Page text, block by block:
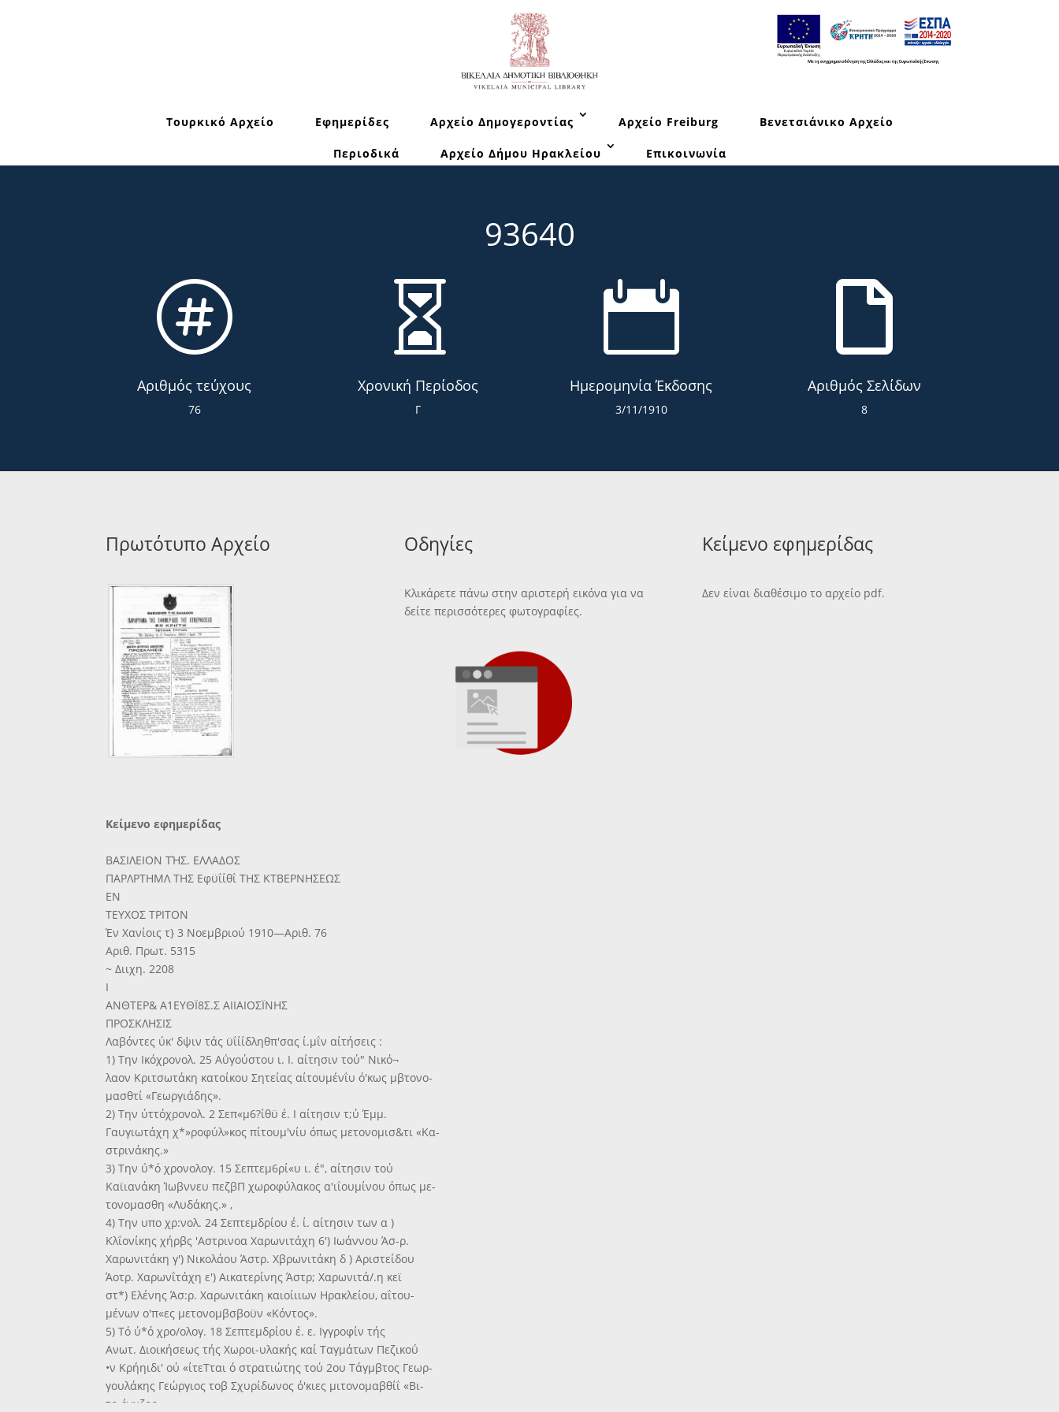
Τουρκικό Αρχείο Εφημερίδες Αρχείο Δημογεροντίας Αρχείο Freiburg Βενετσιάνικο Αρχείο
Περιοδικά Αρχείο Δήμου Ηρακλείου Επικοινωνία
93640

Αριθμός τεύχους
76

Χρονική Περίοδος
Γ

Ημερομηνία Έκδοσης
3/11/1910

Αριθμός Σελίδων
8
Πρωτότυπο Αρχείο Οδηγίες
Κλικάρετε πάνω στην αριστερή εικόνα για να
δείτε περισσότερες φωτογραφίες.
Κείμενο εφημερίδας
Δεν είναι διαθέσιμο το αρχείο pdf.
Κείμενο εφημερίδας
ΒΑΣΙΛΕΙΟΝ ΤΉΣ. ΕΛΛΑΔΟΣ
ΠΑΡΛΡΤΗΜΛ ΤΗΣ Εφϋΐίθΐ ΤΗΣ ΚΤΒΕΡΝΗΣΕΩΣ
ΕΝ
ΤΕΥΧΟΣ ΤΡΙΤΟΝ
Έν Χανίοις τ} 3 Νοεμβριού 1910—Αριθ. 76
Αριθ. Πρωτ. 5315
~ Διιχη. 2208
Ι
ΑΝΘΤΕΡ& Α1ΕΥΘΪ8Σ.Σ ΑΙΙΑΙΟΣΪΝΗΣ
ΠΡΟΣΚΛΗΣΙΣ
Λαβόντες ύκ' δψιν τάς ϋΐίίδληθπ'σας ί.μΐν αίτήσεις :
1) Την Ικόχρονολ. 25 Αΰγούστου ι. Ι. αίτησιν τού" Νικό¬
λαον Κριτσωτάκη κατοίκου Σητείας αίτουμένΐυ ό'κως μβτονο-
μασθτί «Γεωργιάδης».
2) Την ύττόχρονολ. 2 Σεπ«μ6?ίθϋ έ. Ι αίτησιν τ;ύ Έμμ.
Γαυγιωτάχη χ*»ροφύλ»κος πίτουμ'νίυ όπως μετονομισ&τι «Κα-
στρινάκης.»
3) Την ΰ*ό χρονολογ. 15 Σεπτεμ6ρί«υ ι. έ", αίτησιν τού
Καϊιανάκη Ίωβννευ πεζβΠ χωροφύλακος α'ιΐουμίνου όπως με-
τονομασθη «Λυδάκης.» ,
4) Την υπο χρ:νολ. 24 Σεπτεμδρίου έ. ί. αίτησιν των α )
Κλΐονίκης χήρβς 'Αστρινοα Χαρωνιτάχη 6') Ιωάννου Άσ-ρ.
Χαρωνιτάκη γ') Νικολάου Άστρ. Χβρωνιτάκη δ ) Αριστείδου
Άοτρ. Χαρωνΐτάχη ε') Αικατερίνης Άστρ; Χαρωνιτά/.η κεϊ
στ*) Ελένης Άσ:ρ. Χαρωνιτάκη καιοίιιων Ηρακλείου, αΐτου-
μένων ο'π«ες μετονομβσβοϋν «Κόντος».
5) Τό ύ*ό χρο/ολογ. 18 Σεπτεμδρίου έ. ε. Ιγγροφίν τής
Ανωτ. Διοικήσεως τής Χωροι-υλακής καί Ταγμάτων Πεζικοΰ
•ν Κρήηιδι' ού «ίτεΤται ό στρατιώτης τού 2ου Τάγμβτος Γεωρ-
γουλάκης Γεώργιος τοβ Σχυρίδωνος ό'κιες μιτονομαβθίΐ «Βι-
το-ένχζος».